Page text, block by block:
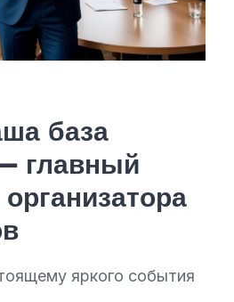
база
главный
яркого события